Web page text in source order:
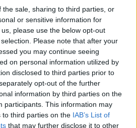
the sale, sharing to third parties, or
or sensitive information for
please use the below opt-out
Please note that after your
you may continue seeing
on personal information utilized by
disclosed to third parties prior to
opt-out of the further
information by third parties on the
participants. This information may
to third parties on the IAB’s List of
that may further disclose it to other